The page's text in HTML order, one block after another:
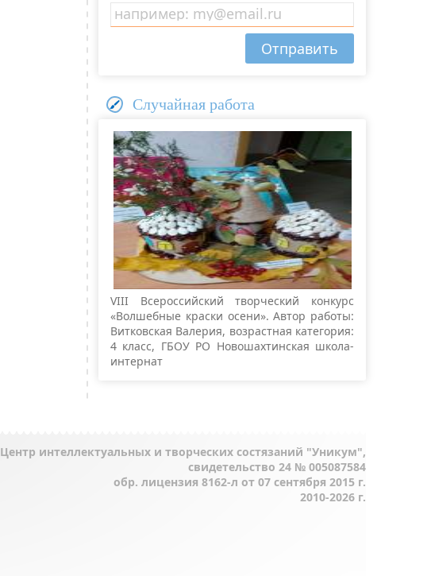
Случайная работа
VIII Всероссийский творческий конкурс
«Волшебные краски осени». Автор работы:
Витковская Валерия, возрастная категория:
4 класс, ГБОУ РО Новошахтинская школа-
интернат
Центр интеллектуальных и творческих состязаний "Уникум",
свидетельство 24 № 005087584
обр. лицензия 8162-л от 07 сентября 2015 г.
2010-2026 г.